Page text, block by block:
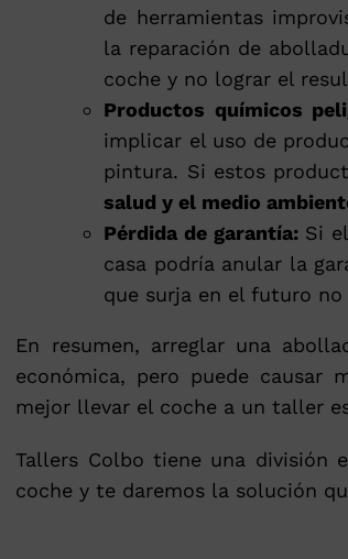
de herramientas
la reparación de
coche y no lograr el
Productos químicos
implicar el uso de
pintura. Si estos
salud y el medio
Pérdida de garantía: Si
casa podría anular la
que surja en el futuro
En resumen, arreglar una
económica, pero puede causar
mejor llevar el coche a un taller
Tallers Colbo tiene una división
coche y te daremos la solución